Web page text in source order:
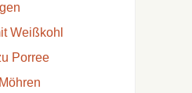
Weißkohl
Porree